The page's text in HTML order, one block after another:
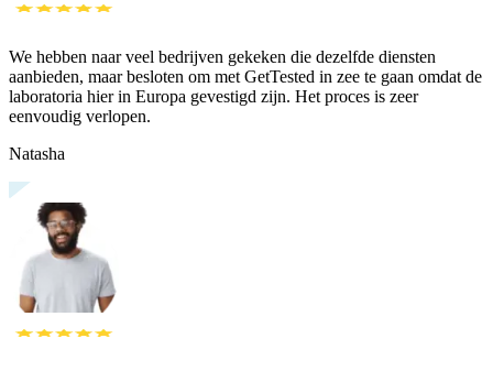
We hebben naar veel bedrijven gekeken die dezelfde diensten
aanbieden, maar besloten om met GetTested in zee te gaan omdat de
laboratoria hier in Europa gevestigd zijn. Het proces is zeer
eenvoudig verlopen.
Natasha